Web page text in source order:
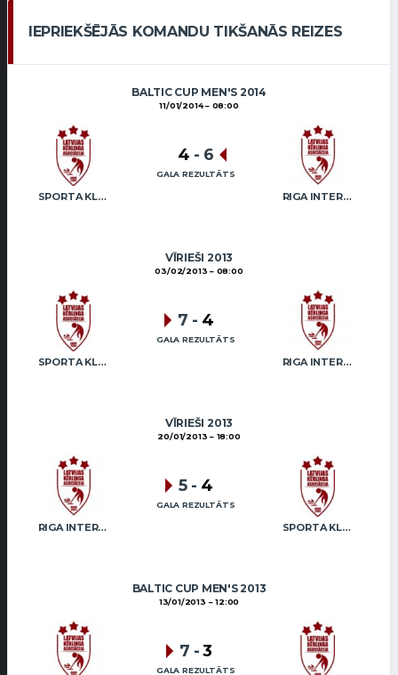
IEPRIEKŠĒJĀS KOMANDU TIKŠANĀS REIZES
BALTIC CUP MEN'S 2014
11/01/2014 08:00
SPORTA KLUBS “OB” / REGŽA RIGA INTERNATIONAL CURLING CLUB / GRAY
4 - 6
GALA REZULTĀTS
VĪRIEŠI 2013
03/02/2013 08:00
SPORTA KLUBS “OB” / REGŽA RIGA INTERNATIONAL CURLING CLUB / GRAY
7 - 4
GALA REZULTĀTS
VĪRIEŠI 2013
20/01/2013 18:00
RIGA INTERNATIONAL CURLING CLUB / GRAY SPORTA KLUBS “OB” / REGŽA
5 - 4
GALA REZULTĀTS
BALTIC CUP MEN'S 2013
13/01/2013 12:00
7 -3
GALA REZULTĀTS